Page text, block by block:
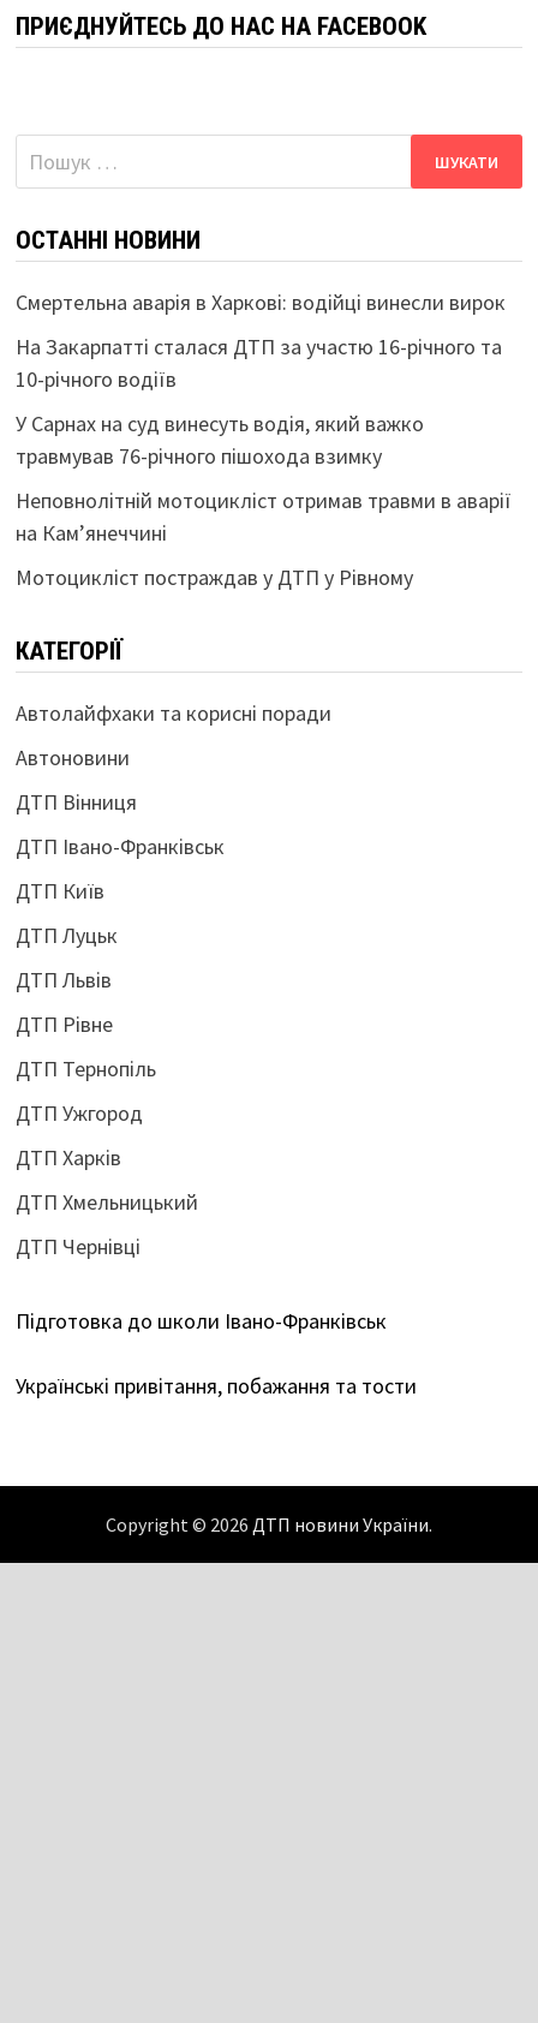
ПРИЄДНУЙТЕСЬ ДО НАС НА FACEBOOK
Пошук:
ОСТАННІ НОВИНИ
Смертельна аварія в Харкові: водійці винесли вирок
На Закарпатті сталася ДТП за участю 16-річного та
10-річного водіїв
У Сарнах на суд винесуть водія, який важко
травмував 76-річного пішохода взимку
Неповнолітній мотоцикліст отримав травми в аварії
на Кам’янеччині
Мотоцикліст постраждав у ДТП у Рівному
КАТЕГОРІЇ
Автолайфхаки та корисні поради
Автоновини
ДТП Вінниця
ДТП Івано-Франківськ
ДТП Київ
ДТП Луцьк
ДТП Львів
ДТП Рівне
ДТП Тернопіль
ДТП Ужгород
ДТП Харків
ДТП Хмельницький
ДТП Чернівці
Підготовка до школи Івано-Франківськ
Українські привітання, побажання та тости
Copyright © 2026 ДТП новини України.